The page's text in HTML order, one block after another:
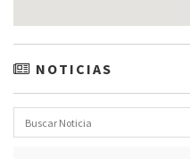
NOTICIAS